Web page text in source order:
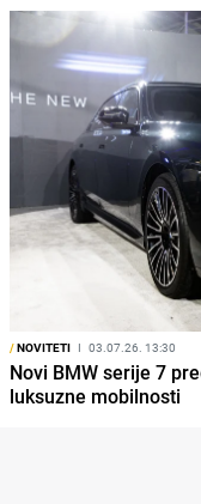
/NOVITETI I 03.07.26. 13:30
Novi BMW serije 7
luksuzne mobilnosti